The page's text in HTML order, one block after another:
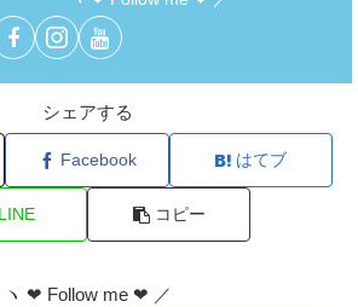
シェアする
Facebook はてブ
LINE コピー
ヽ ❤︎ Follow me ❤︎ ／